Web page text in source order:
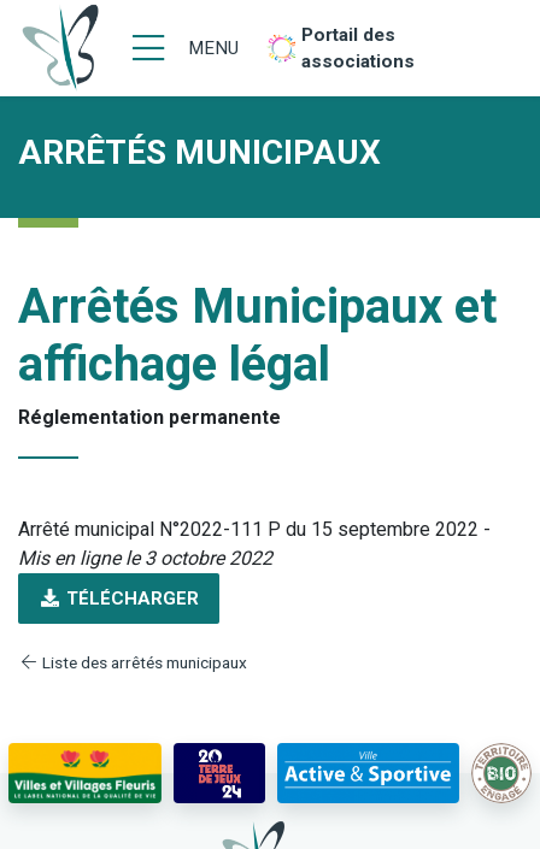
MENU
Portail des
associations
ARRÊTÉS MUNICIPAUX
Arrêtés Municipaux et
affichage légal
Réglementation permanente
Arrêté municipal N°2022-111 P du 15 septembre 2022 -
Mis en ligne le 3 octobre 2022
TÉLÉCHARGER
Liste des arrêtés municipaux